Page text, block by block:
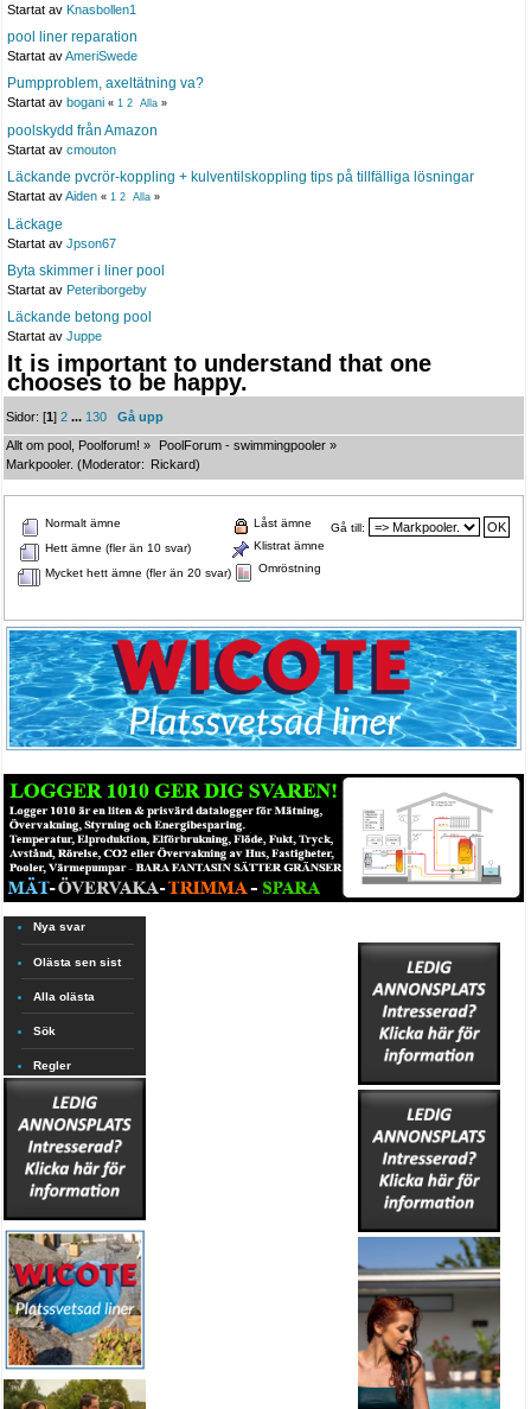
Startat av Knasbollen1
pool liner reparation
Startat avAmeriSwede
Pumpproblem, axeltätning va?
Startat av bogani « 1 2 Alla »
poolskydd från Amazon
Startat av cmouton
Läckande pvcrör-koppling + kulventilskoppling tips på tillfälliga lösningar
Startat avAiden « 1 2 Alla »
Läckage
Startat av Jpson67
Byta skimmer i liner pool
Startat av Peteriborgeby
Läckande betong pool
Startat av Juppe
It is important to understand that one
chooses to be happy.
Sidor: [1]2 ... 130
Gå upp
Allt om pool, Poolforum! » PoolForum - swimmingpooler »
Markpooler. (Moderator: Rickard)
Gå till:
Normalt ämne
Hett ämne (fler än 10 svar)
Mycket hett ämne (fler än 20 svar)
Låst ämne
Klistrat ämne
Omröstning
Nya svar
Olästa sen sist
Alla olästa
Sök
Regler